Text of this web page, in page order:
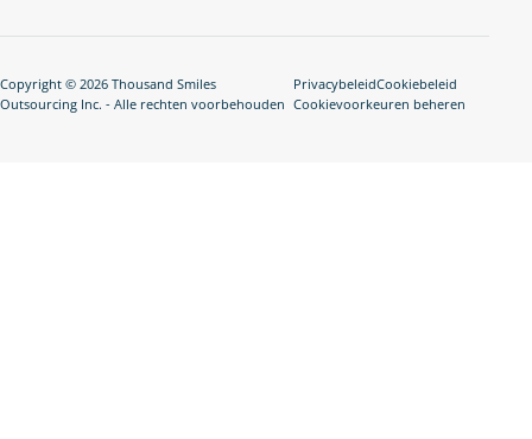
Copyright © 2026 Thousand Smiles
Outsourcing Inc. - Alle rechten voorbehouden
PrivacybeleidCookiebeleid
Cookievoorkeuren beheren